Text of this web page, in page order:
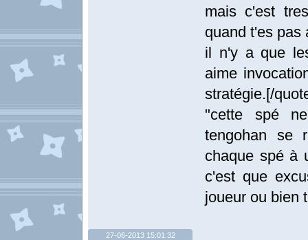
mais c'est
quand t'es pas
il n'y a que
aime
stratégie.[/
"cette spé
tengohan se
chaque spé à
c'est que
joueur ou bien
27-06-2013 15:01:32